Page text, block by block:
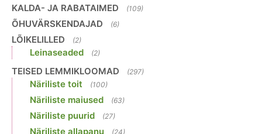
KALDA- JA RABATAIMED (109)
ÕHUVÄRSKENDAJAD (6)
LÕIKELILLED (2)
Leinaseaded (2)
TEISED LEMMIKLOOMAD (297)
Näriliste toit (100)
Näriliste maiused (63)
Näriliste puurid (27)
Näriliste allapanu (24)